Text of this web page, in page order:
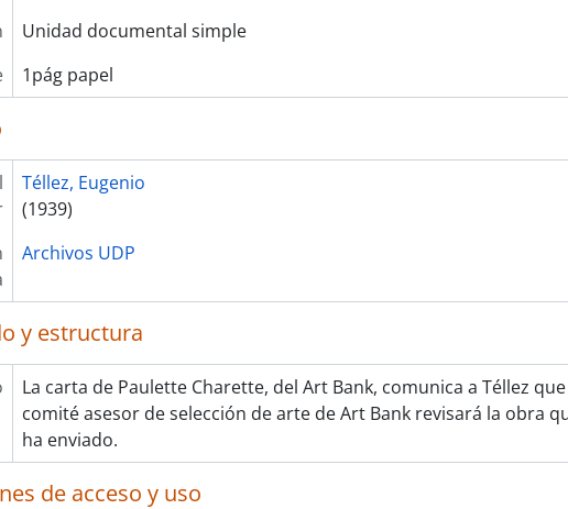
Unidad documental simple
1pág papel
Téllez, Eugenio
(1939)
Archivos UDP
y estructura
La carta de Paulette Charette, del Art Bank, comunica a Téllez
comité asesor de selección de arte de Art Bank revisará la obra
ha enviado.
de acceso y uso